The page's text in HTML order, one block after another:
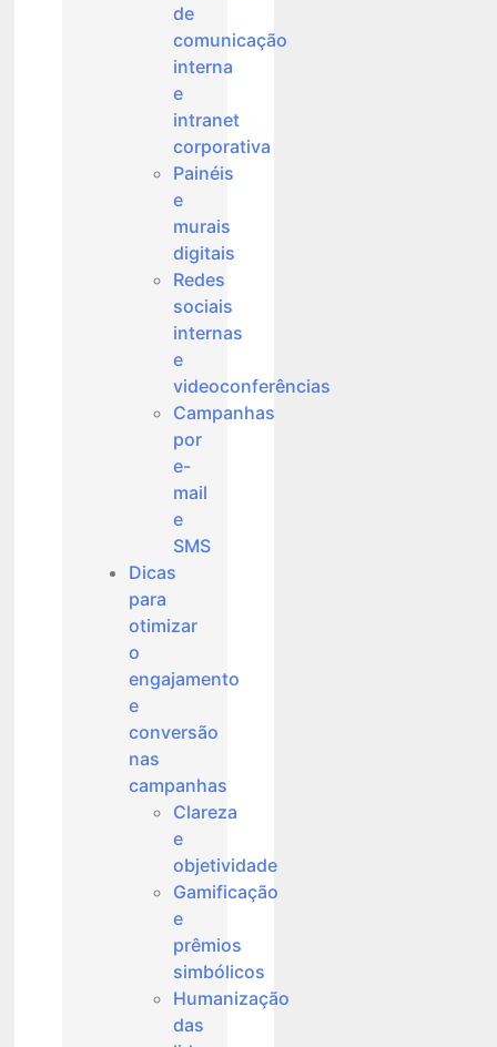
de
comunicação
interna
e
intranet
corporativa
Painéis
e
murais
digitais
Redes
sociais
internas
e
videoconferências
Campanhas
por
e-
mail
e
SMS
Dicas
para
otimizar
o
engajamento
e
conversão
nas
campanhas
Clareza
e
objetividade
Gamificação
e
prêmios
simbólicos
Humanização
das